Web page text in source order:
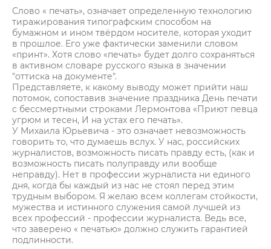
Слово « печать», означает определенную технологию
тиражирования типографским способом на
бумажном и ином твёрдом носителе, которая уходит
в прошлое. Его уже фактически заменили словом
«принт». Хотя слово «печать» будет долго сохраняться
в активном словаре русского языка в значении
"оттиска на документе".
Представляете, к какому выводу может прийти наш
потомок, сопоставив значение праздника День печати
с бессмертными строками Лермонтова «Приют певца
угрюм и тесен, И на устах его печать».
У Михаила Юрьевича - это означает невозможность
говорить то, что думаешь вслух. У нас, российских
журналистов, возможность писать правду есть, (как и
возможность писать полуправду или вообще
неправду). Нет в профессии журналиста ни единого
дня, когда бы каждый из нас не стоял перед этим
трудным выбором. Я желаю всем коллегам стойкости,
мужества и истинного служения самой лучшей из
всех профессий - профессии журналиста. Ведь все,
что заверено « печатью» должно служить гарантией
подлинности.